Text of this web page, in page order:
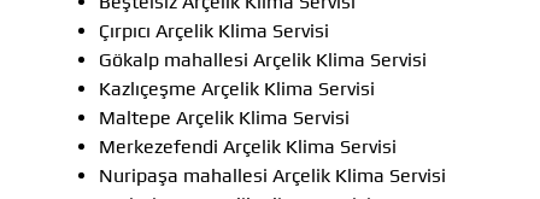
Çırpıcı Arçelik Klima Servisi
Gökalp mahallesi Arçelik Klima Servisi
Kazlıçeşme Arçelik Klima Servisi
Maltepe Arçelik Klima Servisi
Merkezefendi Arçelik Klima Servisi
Nuripaşa mahallesi Arçelik Klima Servisi